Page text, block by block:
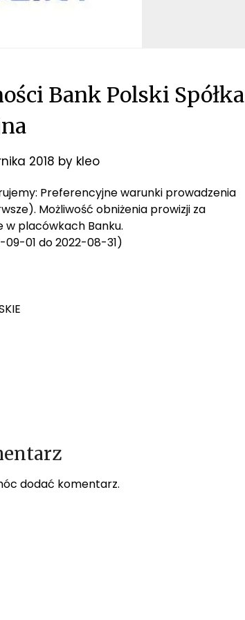
Bank Polski Spółka
2018 by kleo
Preferencyjne warunki prowadzenia
Możliwość obniżenia prowizji za
w placówkach Banku.
09-01 do 2022-08-31)
dodać komentarz.